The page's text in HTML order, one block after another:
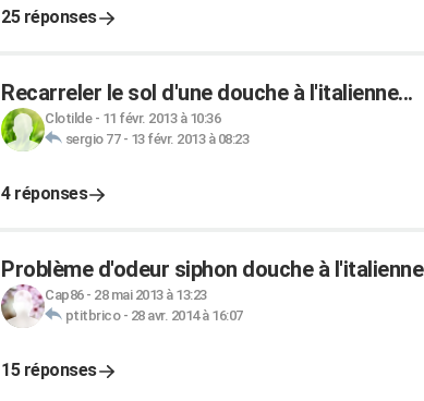
25 réponses
Recarreler le sol d'une douche à l'italienne...
Clotilde- 11 févr. 2013 à 10:36
sergio 77- 13 févr. 2013 à 08:23
4 réponses
Problème d'odeur siphon douche à l'italienne
Cap86- 28 mai 2013 à 13:23
ptitbrico- 28 avr. 2014 à 16:07
15 réponses